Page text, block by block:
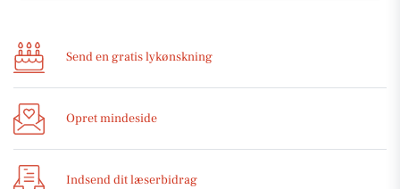
Send en gratis lykønskning
Opret mindeside
Indsend dit læserbidrag